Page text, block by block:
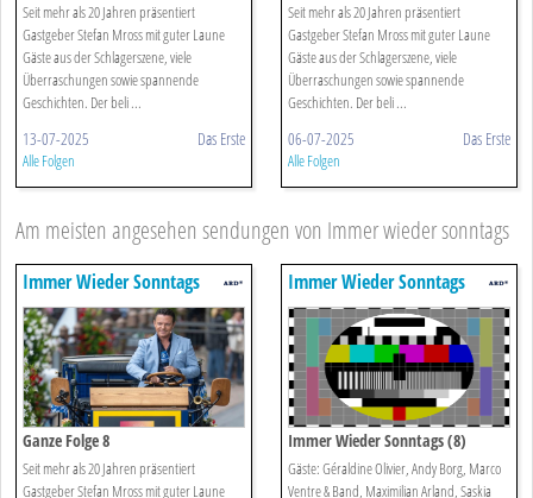
Seit mehr als 20 Jahren präsentiert
Gastgeber Stefan Mross mit guter Laune
Gäste aus der Schlagerszene, viele
Überraschungen sowie spannende
Geschichten. Der beli ...
13-07-2025 Das Erste
Alle Folgen
Seit mehr als 20 Jahren präsentiert
Gastgeber Stefan Mross mit guter Laune
Gäste aus der Schlagerszene, viele
Überraschungen sowie spannende
Geschichten. Der beli ...
06-07-2025 Das Erste
Alle Folgen
Am meisten angesehen sendungen von Immer wieder sonntags
Immer Wieder Sonntags
Ganze Folge 8
Seit mehr als 20 Jahren präsentiert
Gastgeber Stefan Mross mit guter Laune
Immer Wieder Sonntags
Immer Wieder Sonntags (8)
Gäste: Géraldine Olivier, Andy Borg, Marco
Ventre & Band, Maximilian Arland, Saskia